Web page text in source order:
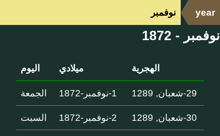
year نوفمبر
نوفمبر - 1872
الهجرية ميلادي اليوم
29-شعبان, 1289 1-نوفمبر-1872 الجمعة
30-شعبان, 1289 2-نوفمبر-1872 السبت